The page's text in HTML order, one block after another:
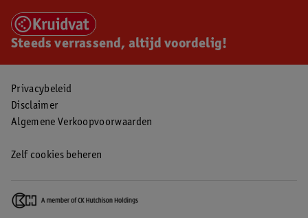
Steeds verrassend, altijd voordelig!
Privacybeleid
Disclaimer
Algemene Verkoopvoorwaarden
Zelf cookies beheren